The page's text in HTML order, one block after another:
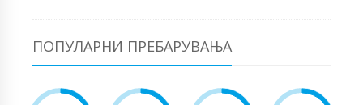
ПОПУЛАРНИ ПРЕБАРУВАЊА